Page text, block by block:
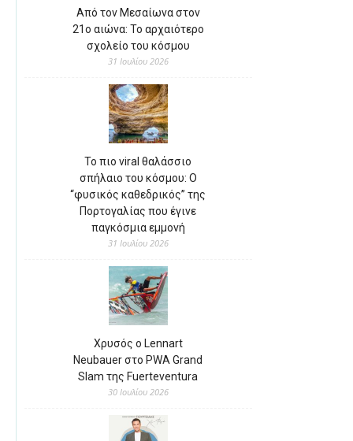
Από τον Μεσαίωνα στον
21ο αιώνα: Το αρχαιότερο
σχολείο του κόσμου
31 Ιουλίου 2026
Το πιο viral θαλάσσιο
σπήλαιο του κόσμου: Ο
“φυσικός καθεδρικός” της
Πορτογαλίας που έγινε
παγκόσμια εμμονή
31 Ιουλίου 2026
Χρυσός ο Lennart
Neubauer στο PWA Grand
Slam της Fuerteventura
30 Ιουλίου 2026